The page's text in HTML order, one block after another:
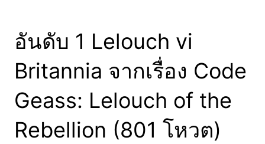
อันดับ 1 Lelouch vi
Britannia จากเรื่อง Code
Geass: Lelouch of the
Rebellion (801 โหวต)